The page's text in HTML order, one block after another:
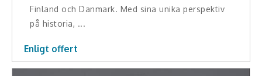
Finland och Danmark. Med sina unika perspektiv
på historia, ...
Enligt offert